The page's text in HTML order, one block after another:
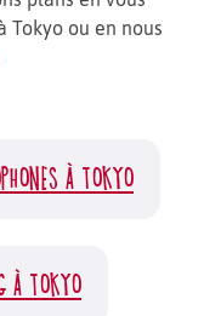
Tokyo ou en nous
À TOKYO
À TOKYO